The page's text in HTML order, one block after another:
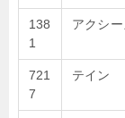
138
1
アクシ
721
7
テイン